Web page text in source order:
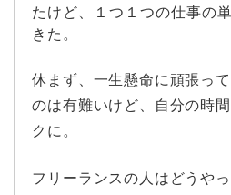
たけど、１つ１つの仕事の
きた。
休まず、一生懸命に頑張っ
のは有難いけど、自分の時
クに。
フリーランスの人はどうや